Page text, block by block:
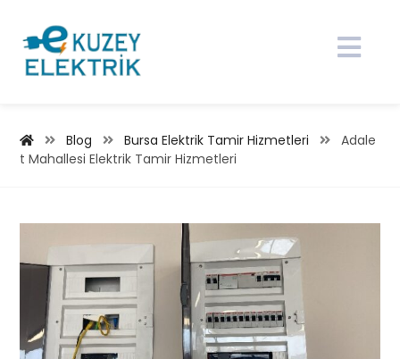
Blog Bursa Elektrik Tamir Hizmetleri
Adale
t Mahallesi Elektrik Tamir Hizmetleri